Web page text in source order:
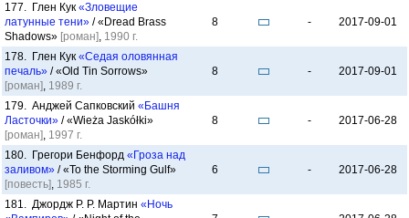
177. Глен Кук «Зловещие
латунные тени» / «Dread Brass
Shadows» [роман], 1990 г.
8 - 2017-09-01
178. Глен Кук «Седая оловянная
печаль» / «Old Tin Sorrows»
[роман], 1989 г.
8 - 2017-09-01
179. Анджей Сапковский «Башня
Ласточки» / «Wieża Jaskółki»
[роман], 1997 г.
8 - 2017-06-28
180. Грегори Бенфорд «Гроза над
заливом» / «To the Storming Gulf»
[повесть], 1985 г.
6 - 2017-06-28
181. Джордж Р. Р. Мартин «Ночь